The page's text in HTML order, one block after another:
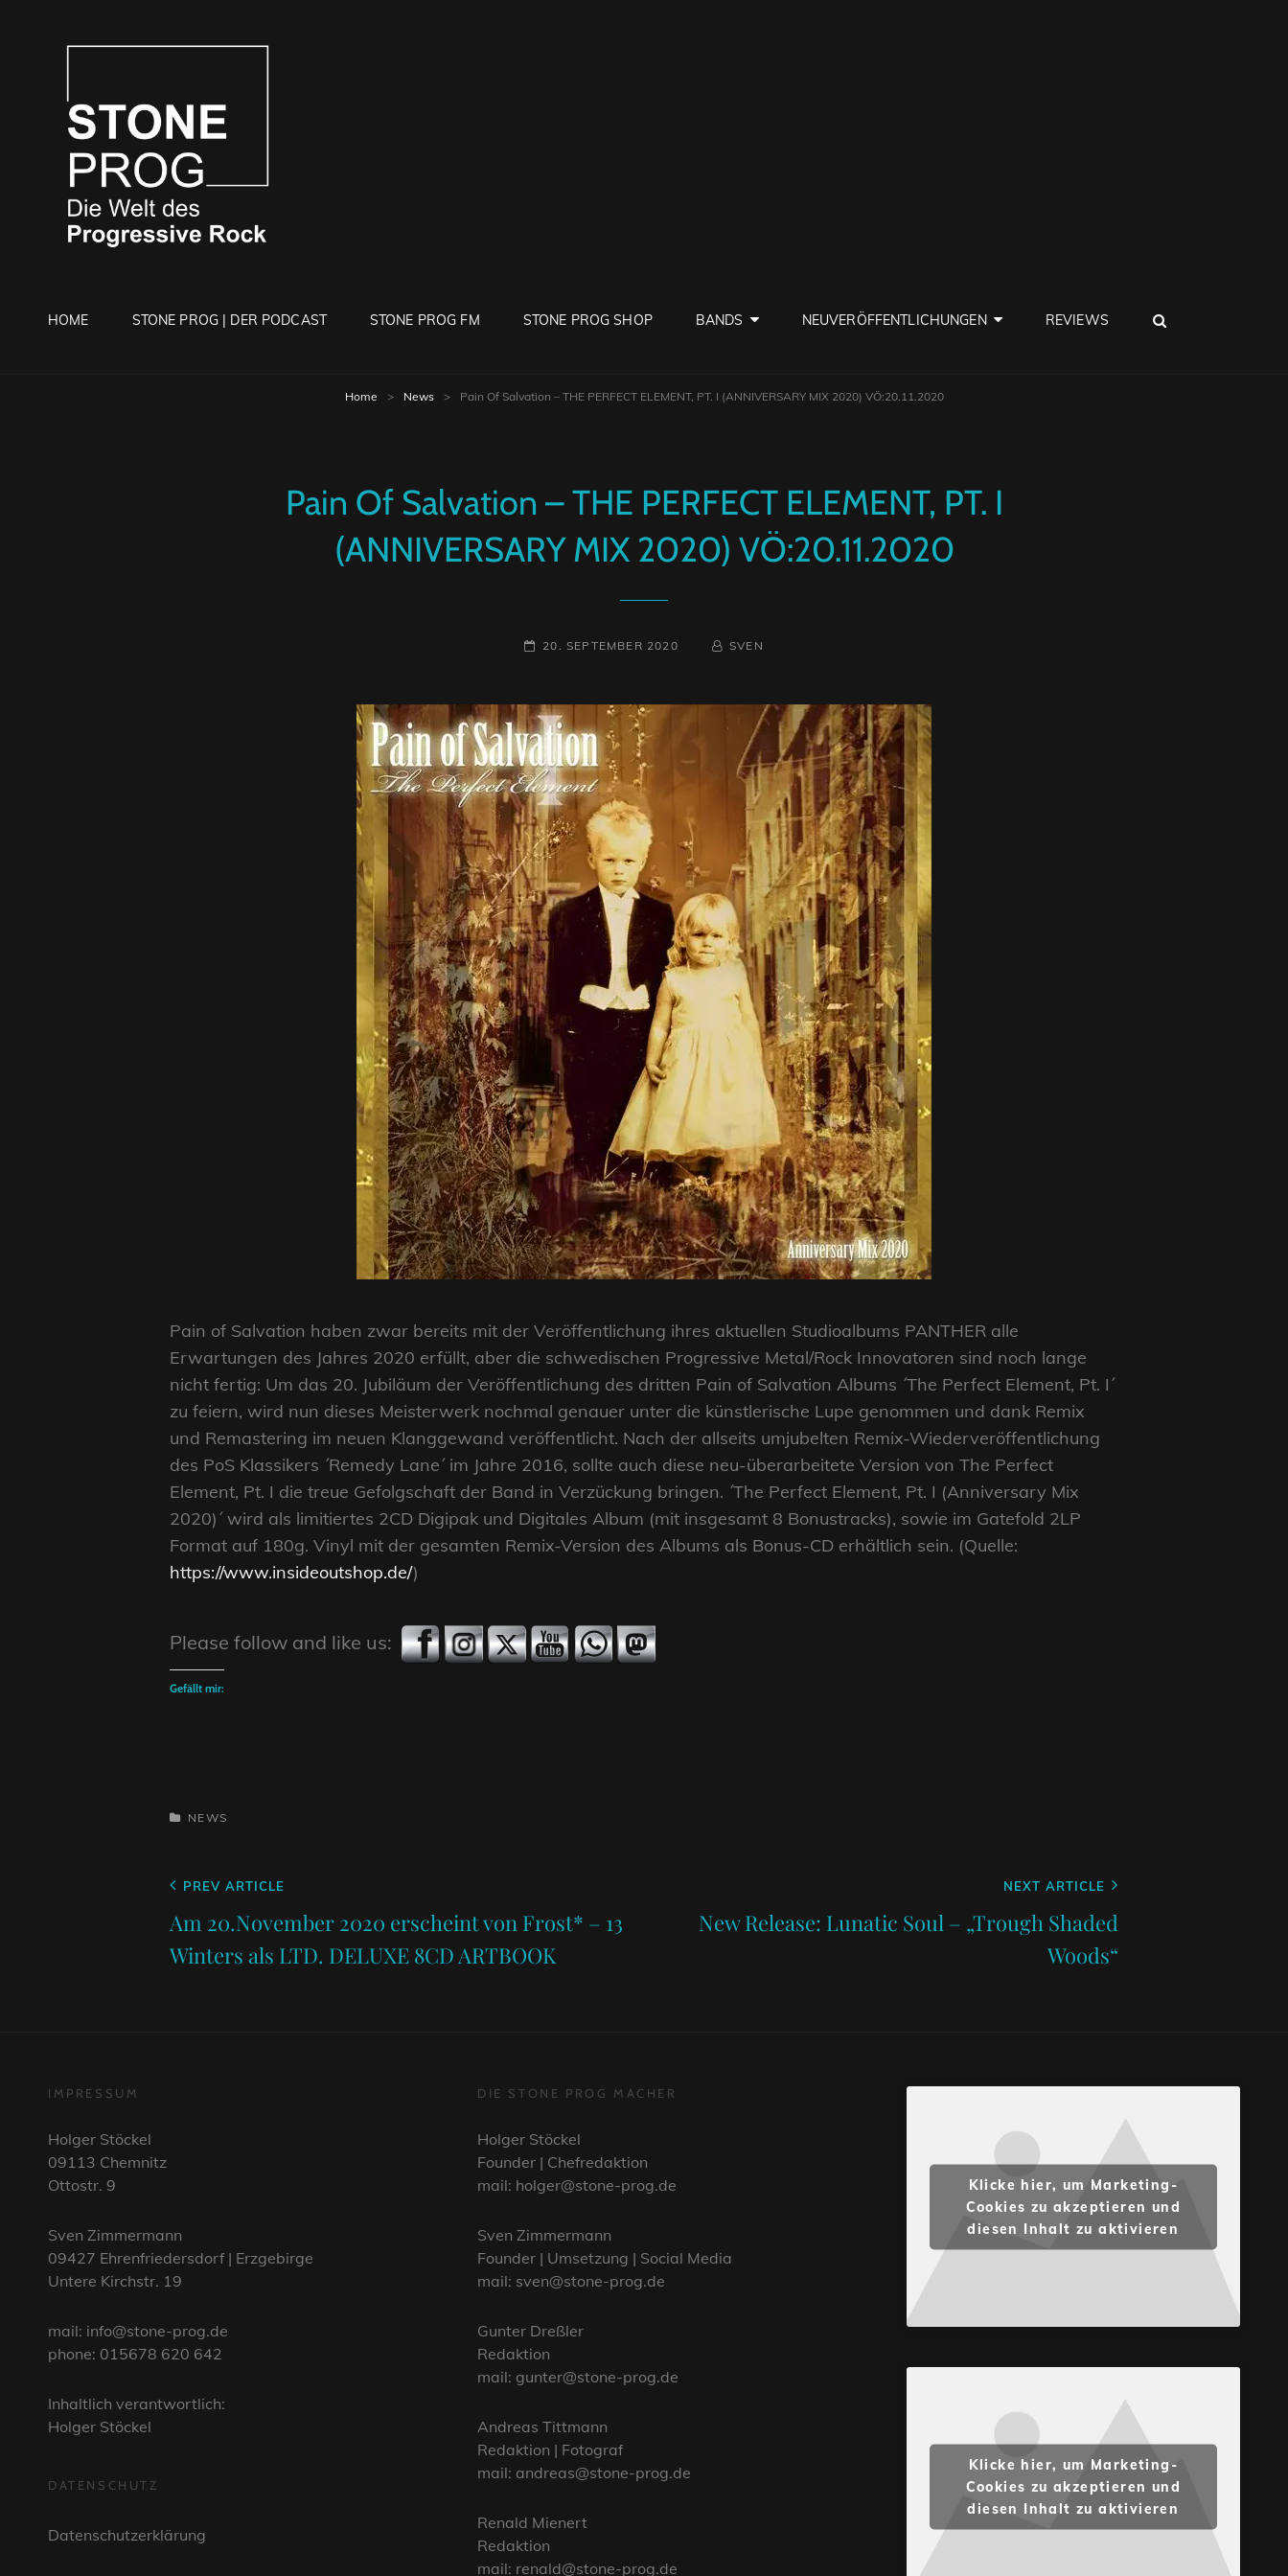
HOME STONE PROG | DER PODCAST STONE PROG FM STONE PROG SHOP BANDS NEUVERÖFFENTLICHUNGEN REVIEWS
Home > News > Pain Of Salvation – THE PERFECT ELEMENT, PT. I (ANNIVERSARY MIX 2020) VÖ:20.11.2020
Pain Of Salvation – THE PERFECT ELEMENT, PT. I
(ANNIVERSARY MIX 2020) VÖ:20.11.2020
POSTED-
20. SEPTEMBER 2020
BY
BYLINE
SVEN
Pain of Salvation haben zwar bereits mit der Veröffentlichung ihres aktuellen Studioalbums PANTHER alle
Erwartungen des Jahres 2020 erfüllt, aber die schwedischen Progressive Metal/Rock Innovatoren sind noch lange
nicht fertig: Um das 20. Jubiläum der Veröffentlichung des dritten Pain of Salvation Albums ´The Perfect Element, Pt. I´
zu feiern, wird nun dieses Meisterwerk nochmal genauer unter die künstlerische Lupe genommen und dank Remix
und Remastering im neuen Klanggewand veröffentlicht. Nach der allseits umjubelten Remix-Wiederveröffentlichung
des PoS Klassikers ´Remedy Lane´ im Jahre 2016, sollte auch diese neu-überarbeitete Version von The Perfect
Element, Pt. I die treue Gefolgschaft der Band in Verzückung bringen. ´The Perfect Element, Pt. I (Anniversary Mix
2020)´ wird als limitiertes 2CD Digipak und Digitales Album (mit insgesamt 8 Bonustracks), sowie im Gatefold 2LP
Format auf 180g. Vinyl mit der gesamten Remix-Version des Albums als Bonus-CD erhältlich sein. (Quelle:
https://www.insideoutshop.de/)
Please follow and like us:
Gefällt mir:
CATEGORIES
NEWS
Beitragsnavigation
Previous
Post
PREV ARTICLE
Am 20.November 2020 erscheint von Frost* – 13
Winters als LTD. DELUXE 8CD ARTBOOK
NEXT ARTICLE
New Release: Lunatic Soul – „Trough Shaded
Woods“
IMPRESSUM
Holger Stöckel
09113 Chemnitz
Ottostr. 9
Sven Zimmermann
09427 Ehrenfriedersdorf | Erzgebirge
Untere Kirchstr. 19
mail: info@stone-prog.de
phone: 015678 620 642
Inhaltlich verantwortlich:
Holger Stöckel
DATENSCHUTZ
Datenschutzerklärung
DIE STONE PROG MACHER
Holger Stöckel
Founder | Chefredaktion
mail: holger@stone-prog.de
Sven Zimmermann
Founder | Umsetzung | Social Media
mail: sven@stone-prog.de
Gunter Dreßler
Redaktion
mail: gunter@stone-prog.de
Andreas Tittmann
Redaktion | Fotograf
mail: andreas@stone-prog.de
Renald Mienert
Redaktion
mail: renald@stone-prog.de
Klicke hier, um Marketing-
Cookies zu akzeptieren und
diesen Inhalt zu aktivieren
Klicke hier, um Marketing-
Cookies zu akzeptieren und
diesen Inhalt zu aktivieren